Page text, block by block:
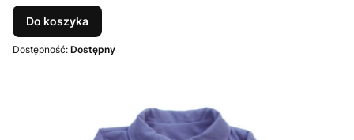
Do koszyka
Dostępność: Dostępny